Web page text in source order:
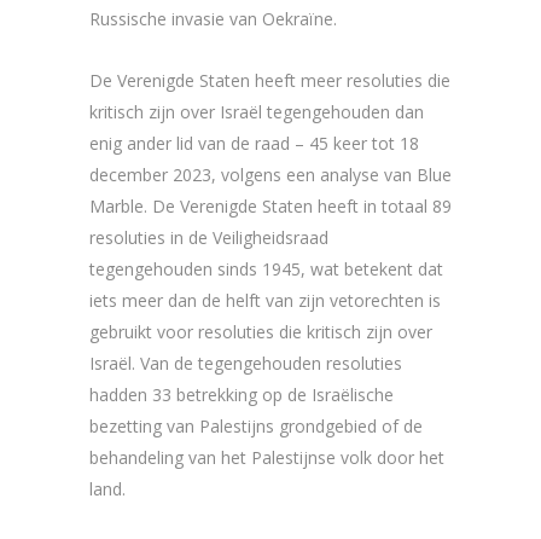
Russische invasie van Oekraïne.
De Verenigde Staten heeft meer resoluties die
kritisch zijn over Israël tegengehouden dan
enig ander lid van de raad – 45 keer tot 18
december 2023, volgens een analyse van Blue
Marble. De Verenigde Staten heeft in totaal 89
resoluties in de Veiligheidsraad
tegengehouden sinds 1945, wat betekent dat
iets meer dan de helft van zijn vetorechten is
gebruikt voor resoluties die kritisch zijn over
Israël. Van de tegengehouden resoluties
hadden 33 betrekking op de Israëlische
bezetting van Palestijns grondgebied of de
behandeling van het Palestijnse volk door het
land.